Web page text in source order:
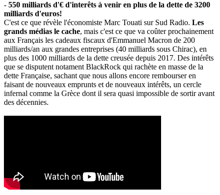
- 550 milliards d'€ d'interêts à venir en plus de la dette de 3200
milliards d'euros!
C'est ce que révèle l'économiste Marc Touati sur Sud Radio. Les
grands médias le cache, mais c'est ce que va coûter prochainement
aux Français les cadeaux fiscaux d'Emmanuel Macron de 200
milliards/an aux grandes entreprises (40 milliards sous Chirac), en
plus des 1000 milliards de la dette creusée depuis 2017. Des intérêts
que se disputent notament BlackRock qui rachète en masse de la
dette Française, sachant que nous allons encore rembourser en
faisant de nouveaux emprunts et de nouveaux intérêts, un cercle
infernal comme la Grèce dont il sera quasi impossible de sortir avant
des décennies.